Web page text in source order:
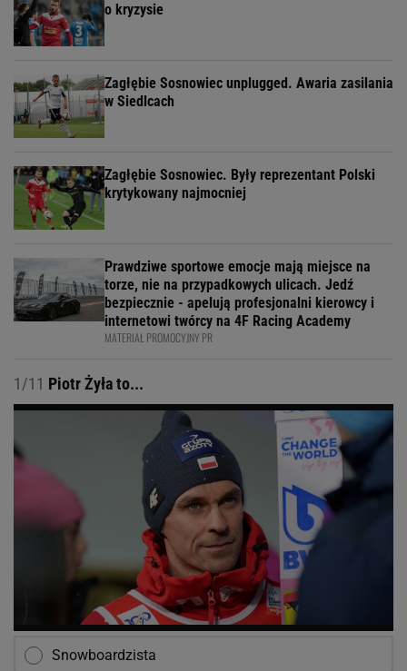
o kryzysie
Zagłębie Sosnowiec unplugged. Awaria zasilania
w Siedlcach
Zagłębie Sosnowiec. Były reprezentant Polski
krytykowany najmocniej
Prawdziwe sportowe emocje mają miejsce na
torze, nie na przypadkowych ulicach. Jedź
bezpiecznie - apelują profesjonalni kierowcy i
internetowi twórcy na 4F Racing Academy
MATERIAŁ PROMOCYJNY PR
1/11 Piotr Żyła to...
Snowboardzista